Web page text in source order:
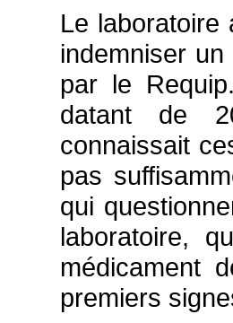
Le
indemniser
par le
datant de
connaissait
pas
qui
laboratoire,
médicament
premiers